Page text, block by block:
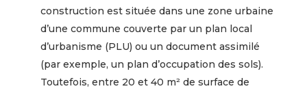
construction est située dans une zone urbaine
d’une commune couverte par un plan local
d’urbanisme (PLU) ou un document assimilé
(par exemple, un plan d’occupation des sols).
Toutefois, entre 20 et 40 m² de surface de